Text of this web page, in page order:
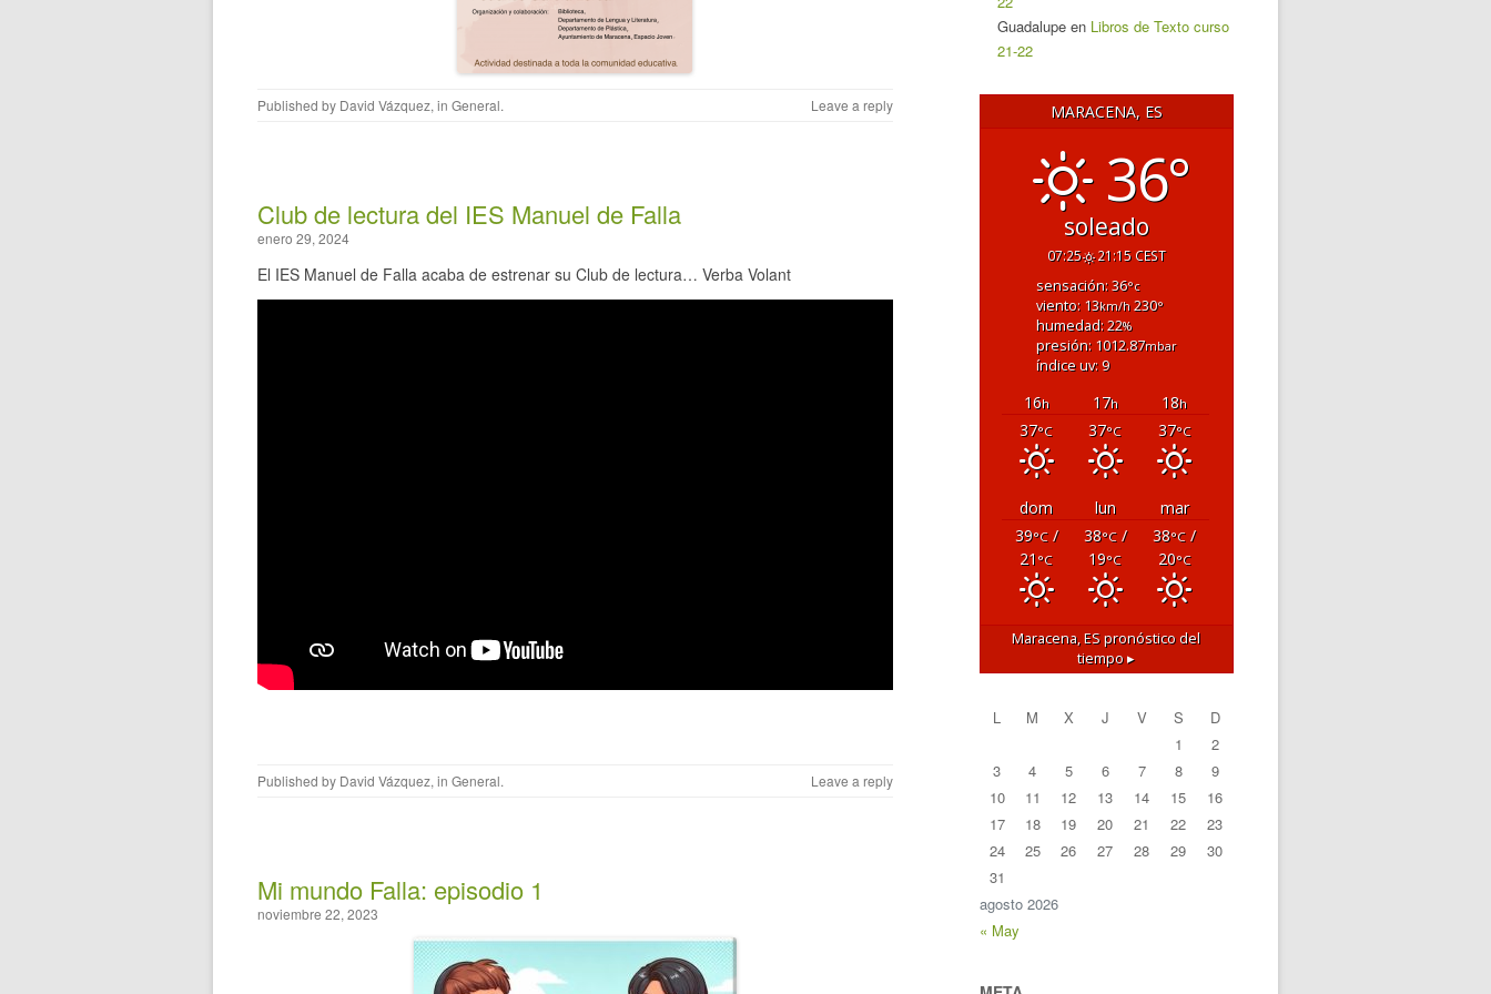
Published by David Vázquez, in General. Leave a reply
Club de lectura del IES Manuel de Falla
enero 29, 2024
El IES Manuel de Falla acaba de estrenar su Club de lectura… Verba Volant
Published by David Vázquez, in General. Leave a reply
Mi mundo Falla: episodio 1
noviembre 22, 2023
Guadalupeen Libros de Texto curso
21-22
MARACENA, ES
36°
soleado
07:25 21:15 CEST
sensación: 36°c
viento: 13km/h 230°
humedad: 22%
presión: 1012.87mbar
índice uv: 9
16h 17h 18h
37°C 37°C 37°C
dom lun
mar
39°C/
21 °C
38°C/
19°C
38°C /
20°C
Maracena, ESpronóstico del
tiempo ▸
agosto 2026
L M X J V S
D
1
2
3
4 5 6 7 8
9
10
11 12 13 14 15
16
17
18 19 20 21 22
23
24
25 26 27 28 29
30
31
« May